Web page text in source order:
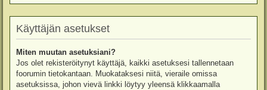
Käyttäjän asetukset
Miten muutan asetuksiani?
Jos olet rekisteröitynyt käyttäjä, kaikki asetuksesi tallennetaan
foorumin tietokantaan. Muokataksesi niitä, vieraile omissa
asetuksissa, johon vievä linkki löytyy yleensä klikkaamalla